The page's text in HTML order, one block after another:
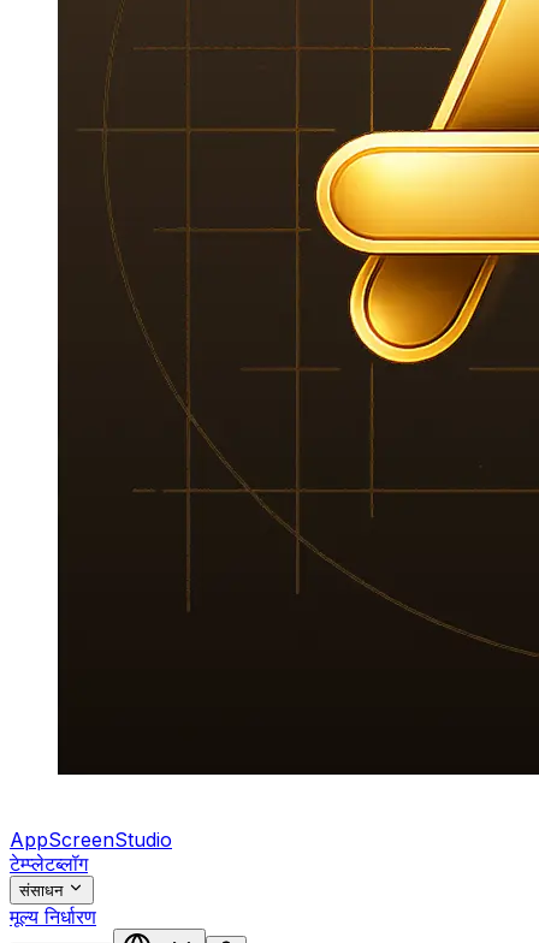
AppScreenStudio
टेम्प्लेटब्लॉग
संसाधन
मूल्य निर्धारण